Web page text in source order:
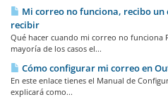
Mi correo no funciona, recibo
recibir
Qué hacer cuando mi correo no funciona
mayoría de los casos el...
Cómo configurar mi correo en
En este enlace tienes el Manual de
explicará como...